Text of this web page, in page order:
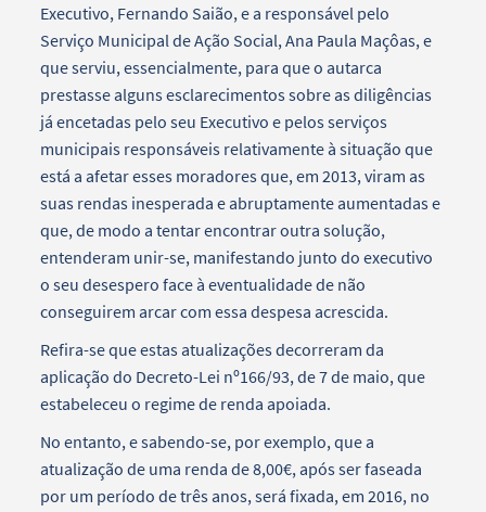
Executivo, Fernando Saião, e a responsável pelo
Serviço Municipal de Ação Social, Ana Paula Maçôas, e
que serviu, essencialmente, para que o autarca
prestasse alguns esclarecimentos sobre as diligências
já encetadas pelo seu Executivo e pelos serviços
municipais responsáveis relativamente à situação que
está a afetar esses moradores que, em 2013, viram as
suas rendas inesperada e abruptamente aumentadas e
que, de modo a tentar encontrar outra solução,
entenderam unir-se, manifestando junto do executivo
o seu desespero face à eventualidade de não
conseguirem arcar com essa despesa acrescida.
Refira-se que estas atualizações decorreram da
aplicação do Decreto-Lei nº166/93, de 7 de maio, que
estabeleceu o regime de renda apoiada.
No entanto, e sabendo-se, por exemplo, que a
atualização de uma renda de 8,00€, após ser faseada
por um período de três anos, será fixada, em 2016, no